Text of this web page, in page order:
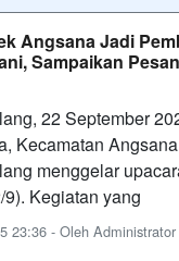
Angsana Jadi
Sampaikan
22 September
Kecamatan
menggelar
Kegiatan yang
23:36 - Oleh